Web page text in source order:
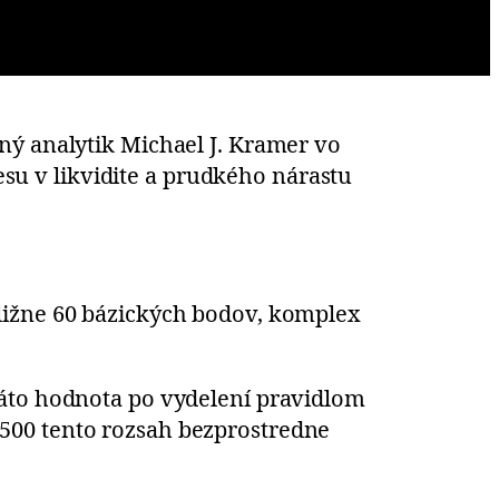
analytik Michael J. Kramer vo
v likvidite a prudkého nárastu
60 bázických bodov, komplex
hodnota po vydelení pravidlom
tento rozsah bezprostredne